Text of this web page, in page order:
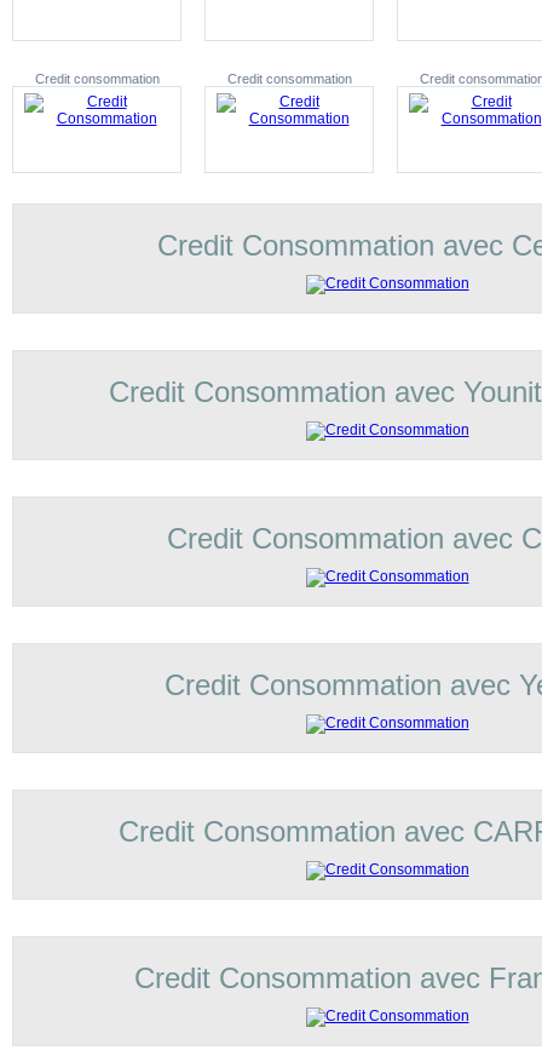
Credit consommation Credit consommation Credit
Credit Consommation avec
Credit Consommation avec
Credit Consommation avec
Credit Consommation avec
Credit Consommation avec
Credit Consommation avec